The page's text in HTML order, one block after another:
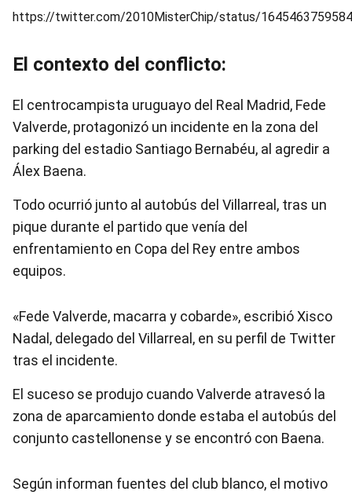
https://twitter.com/2010MisterChip/status/
El contexto del conflicto:
El centrocampista uruguayo del Real Madrid, Fede
Valverde, protagonizó un incidente en la zona del
parking del estadio Santiago Bernabéu, al agredir a
Álex Baena.
Todo ocurrió junto al autobús del Villarreal, tras un
pique durante el partido que venía del
enfrentamiento en Copa del Rey entre ambos
equipos.
«Fede Valverde, macarra y cobarde», escribió Xisco
Nadal, delegado del Villarreal, en su perfil de Twitter
tras el incidente.
El suceso se produjo cuando Valverde atravesó la
zona de aparcamiento donde estaba el autobús del
conjunto castellonense y se encontró con Baena.
Según informan fuentes del club blanco, el motivo